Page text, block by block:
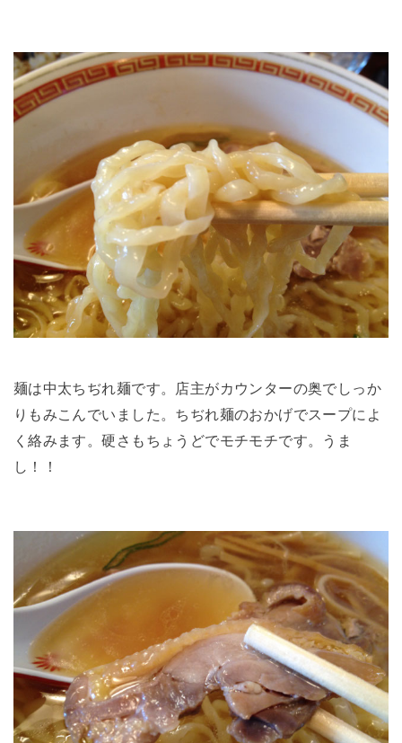
麺は中太ちぢれ麺です。店主がカウンターの奥でしっか
りもみこんでいました。ちぢれ麺のおかげでスープによ
く絡みます。硬さもちょうどでモチモチです。うま
し！！